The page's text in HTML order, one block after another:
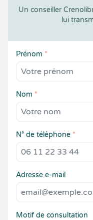
Un conseiller
lui
Prénom *
Nom *
N° de téléphone *
Adresse e-mail
Motif de consultation